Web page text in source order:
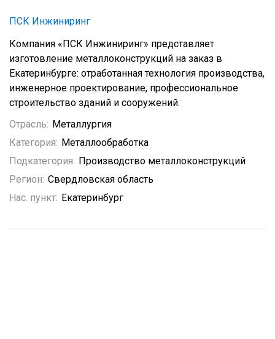
ПСК Инжиниринг
Компания «ПСК Инжиниринг» представляет
изготовление металлоконструкций на заказ в
Екатеринбурге: отработанная технология производства,
инженерное проектирование, профессиональное
строительство зданий и сооружений.
Отрасль: Металлургия
Категория: Металлообработка
Подкатегория: Производство металлоконструкций
Регион: Свердловская область
Нас. пункт: Екатеринбург